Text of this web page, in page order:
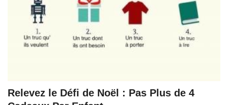
Relevez le Défi de Noël : Pas Plus de 4